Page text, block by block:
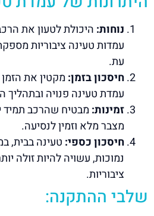
נוחות: היכולת לטעון את
עמדות טעינה ציבוריות
עת.
חיסכון בזמן: מקטין את
עמדת טעינה פנויה ובתהליך
זמינות: מבטיח שהרכב תמיד
מצבר מלא וזמין לנסיעה.
חיסכון כספי: טעינה בבית,
נמוכות, עשויה להיות זולה
ציבוריות.
שלבי ההתקנה: